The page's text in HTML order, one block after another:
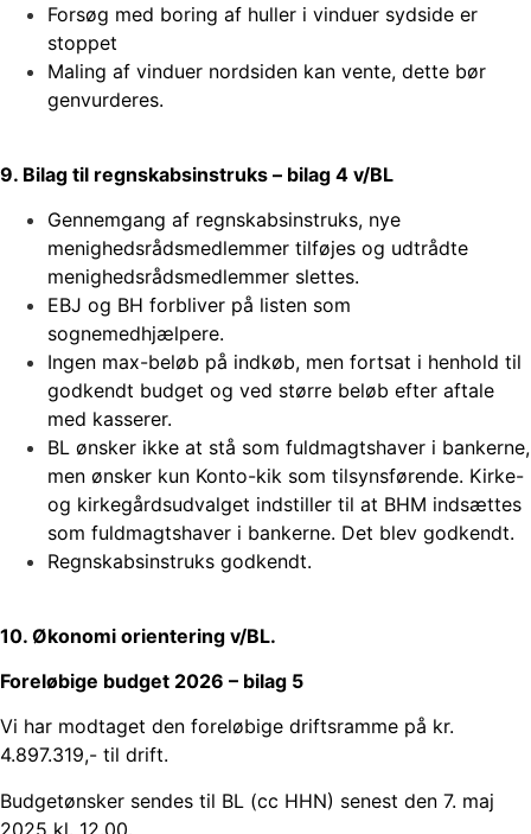
Forsøg med boring af huller i vinduer sydside er
stoppet
Maling af vinduer nordsiden kan vente, dette bør
genvurderes.
9. Bilag til regnskabsinstruks – bilag 4 v/BL
Gennemgang af regnskabsinstruks, nye
menighedsrådsmedlemmer tilføjes og udtrådte
menighedsrådsmedlemmer slettes.
EBJ og BH forbliver på listen som
sognemedhjælpere.
Ingen max-beløb på indkøb, men fortsat i henhold til
godkendt budget og ved større beløb efter aftale
med kasserer.
BL ønsker ikke at stå som fuldmagtshaver i bankerne,
men ønsker kun Konto-kik som tilsynsførende. Kirke-
og kirkegårdsudvalget indstiller til at BHM indsættes
som fuldmagtshaver i bankerne. Det blev godkendt.
Regnskabsinstruks godkendt.
10. Økonomi orientering v/BL.
Foreløbige budget 2026 – bilag 5
Vi har modtaget den foreløbige driftsramme på kr.
4.897.319,- til drift.
Budgetønsker sendes til BL (cc HHN) senest den 7. maj
2025 kl. 12.00.